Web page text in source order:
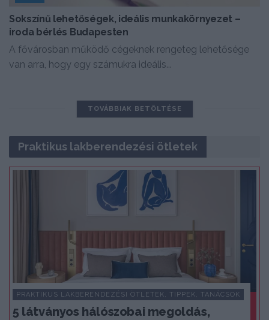
Sokszínű lehetőségek, ideális munkakörnyezet –
iroda bérlés Budapesten
A fővárosban működő cégeknek rengeteg lehetősége
van arra, hogy egy számukra ideális...
TOVÁBBIAK BETÖLTÉSE
Praktikus lakberendezési ötletek
PRAKTIKUS LAKBERENDEZÉSI ÖTLETEK, TIPPEK, TANÁCSOK
5 látványos hálószobai megoldás,